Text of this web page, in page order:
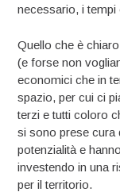
necessario, i tempi
Quello che è
(e forse non
economici che in
spazio, per cui ci
terzi e tutti coloro
si sono prese cura
potenzialità e
investendo in una
per il territorio.